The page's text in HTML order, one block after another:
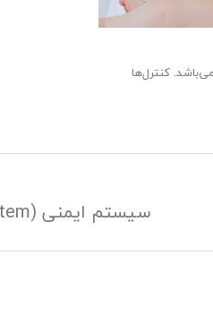
کنترل‌ها
سیستم ایمنی (Safety System)